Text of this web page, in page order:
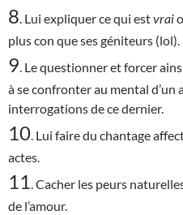
8 . Lui expliquer ce qui estvrai
plus con que ses géniteurs (lol).
9 . Le questionner et forcer
à se confronter au mental
interrogations de ce dernier.
10 . Lui faire du chantage
actes.
11 . Cacher les peurs
de l’amour.